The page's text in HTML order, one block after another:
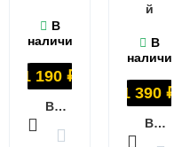
В
наличии
1 190 ₽
В КОРЗИНУ
й
В
наличии
1 390 ₽
В КОРЗИНУ